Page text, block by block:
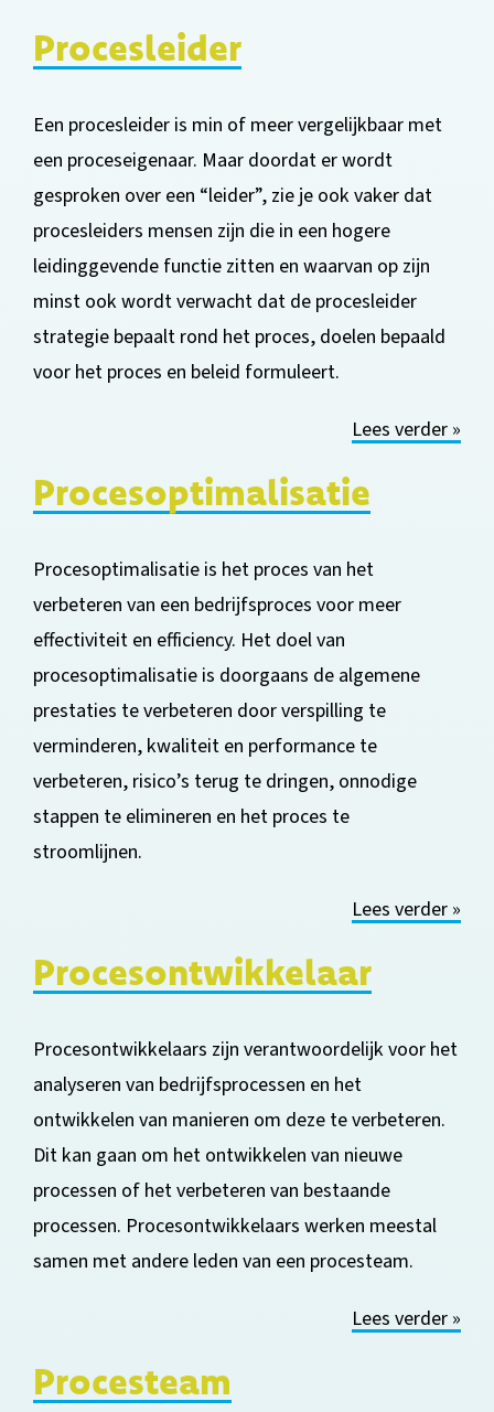
Procesleider
Een procesleider is min of meer vergelijkbaar met
een proceseigenaar. Maar doordat er wordt
gesproken over een “leider”, zie je ook vaker dat
procesleiders mensen zijn die in een hogere
leidinggevende functie zitten en waarvan op zijn
minst ook wordt verwacht dat de procesleider
strategie bepaalt rond het proces, doelen bepaald
voor het proces en beleid formuleert.
Lees verder »
Procesoptimalisatie
Procesoptimalisatie is het proces van het
verbeteren van een bedrijfsproces voor meer
effectiviteit en efficiency. Het doel van
procesoptimalisatieis doorgaans de algemene
prestaties te verbeteren door verspilling te
verminderen, kwaliteit en performance te
verbeteren, risico’s terug te dringen, onnodige
stappen te elimineren en het proces te
stroomlijnen.
Lees verder »
Procesontwikkelaar
Procesontwikkelaars zijn verantwoordelijk voor het
analyseren van bedrijfsprocessen en het
ontwikkelen van manieren om deze te verbeteren.
Dit kan gaan om het ontwikkelen van nieuwe
processen of het verbeteren van bestaande
processen. Procesontwikkelaars werken meestal
samen met andere leden van een procesteam.
Lees verder »
Procesteam